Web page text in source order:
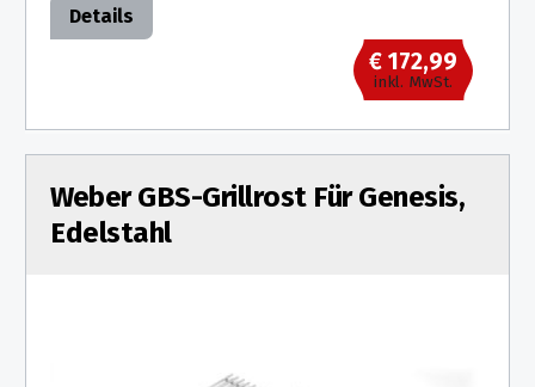
Details
€ 172,99
inkl. MwSt.
Weber GBS-Grillrost Für Genesis,
Edelstahl